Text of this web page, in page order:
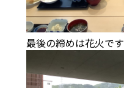
最後の締めは花火です